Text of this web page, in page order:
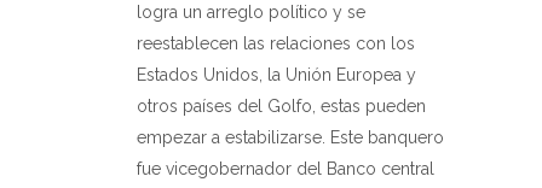
logra un arreglo político y se
reestablecen las relaciones con los
Estados Unidos, la Unión Europea y
otros países del Golfo, estas pueden
empezar a estabilizarse. Este banquero
fue vicegobernador del Banco central